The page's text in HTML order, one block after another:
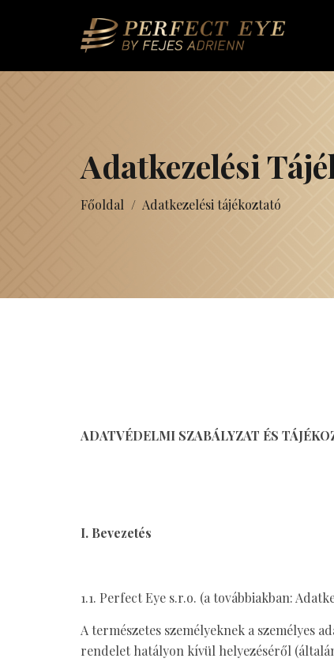
Adatkezelési
Főoldal / Adatkezelési tájékoztató
ADATVÉDELMI SZABÁLYZAT ÉS
I. Bevezetés
1.1. Perfect Eye s.r.o. (a továbbiakban:
A természetes személyeknek a személyes
rendelet hatályon kívül helyezéséről